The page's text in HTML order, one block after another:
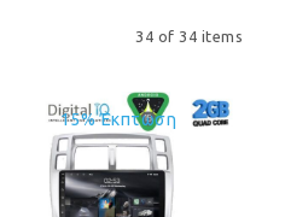
34 of 34 items
15% Έκπτωση